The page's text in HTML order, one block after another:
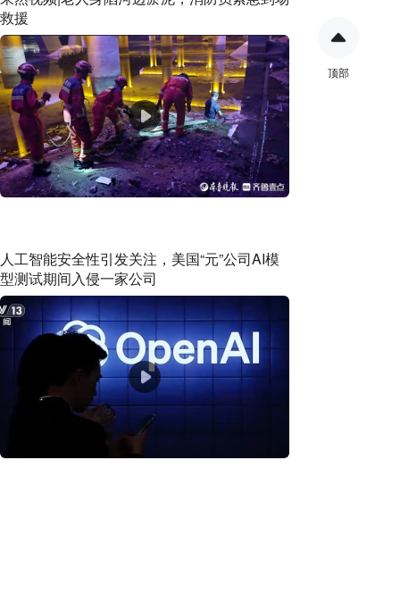
救援
人工智能安全性引发关注，美国“元”公司AI模
型测试期间入侵一家公司
顶部